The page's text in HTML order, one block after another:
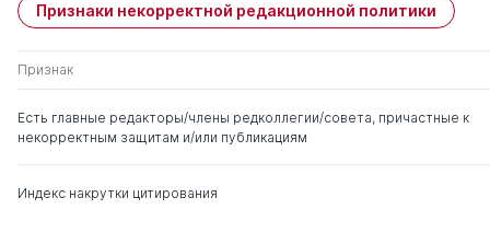
Цацулин Александр
Николаевич
д. э.н. 0 4
Викторович
Алексеевна
Признаки некорректной редакционной политики
Признак
Есть главные редакторы/члены редколлегии/совета, причастные к
некорректным защитам и/или публикациям
Индекс накрутки цитирования